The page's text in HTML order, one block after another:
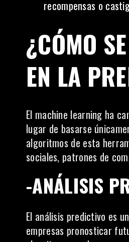
recompensas o
¿CÓMO
EN LA
El machine learning ha
lugar de basarse
algoritmos de esta
sociales, patrones de
-ANÁLISIS
El análisis predictivo es
empresas pronosticar